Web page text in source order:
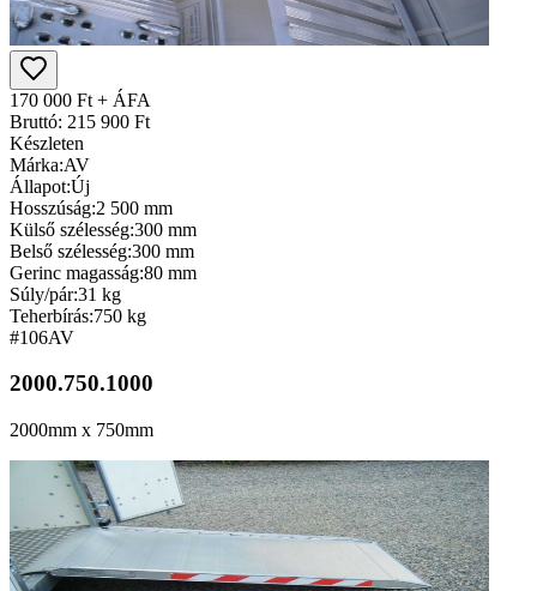
170 000 Ft + ÁFA
Bruttó: 215 900 Ft
Készleten
Márka:AV
Állapot:Új
Hosszúság:2 500 mm
Külső szélesség:300 mm
Belső szélesség:300 mm
Gerinc magasság:80 mm
Súly/pár:31 kg
Teherbírás:750 kg
#106AV
2000.750.1000
2000mm x 750mm